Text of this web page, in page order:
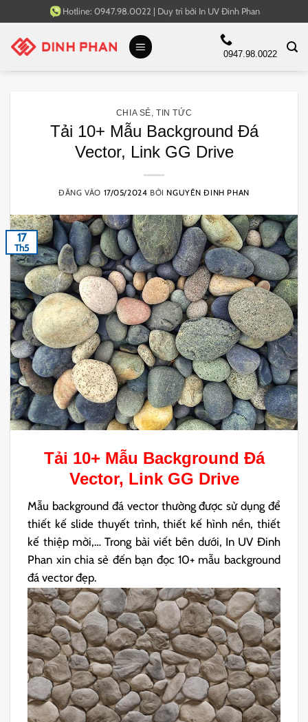
qua
nội
Hotline: 0947.98.0022 | Duy trì bởi In UV Đinh Phan
0947.98.0022
CHIA SẺ ,TIN TỨC
Tải 10+ Mẫu Background Đá
Vector, Link GG Drive
ĐĂNG VÀO 17/05/2024 BỞI NGUYÊN ĐINH PHAN
17
Th5
Tải 10+ Mẫu Background Đá
Vector, Link GG Drive
Mẫu background đá vector thường được sử dụng để
thiết kế slide thuyết trình, thiết kế hình nền, thiết
kế thiệp mời,… Trong bài viết bên dưới, In UV Đinh
Phan xin chia sẻ đến bạn đọc 10+ mẫu background
đá vector đẹp.